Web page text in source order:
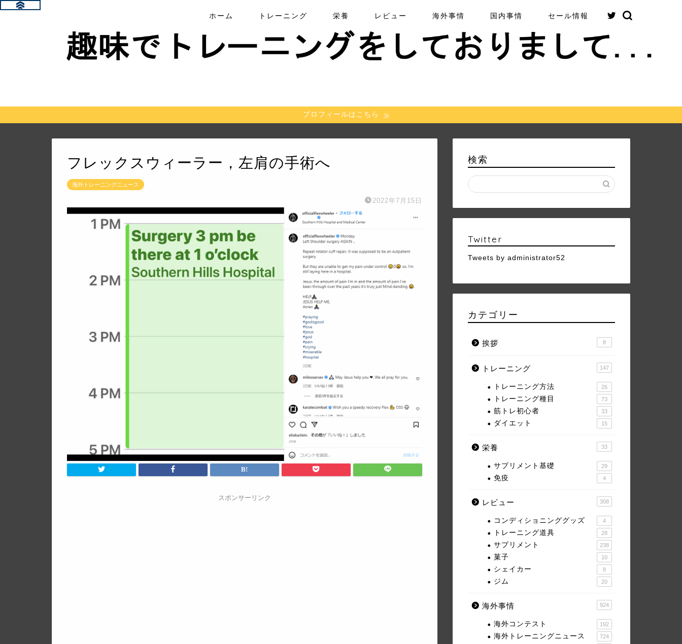
ホーム トレーニング 栄養 レビュー 海外事情 国内事情 セール情報
プロフィールはこちら
フレックスウィーラー，左肩の手術へ
海外トレーニングニュース
2022年7月15日
スポンサーリンク
検索
Twitter
Tweets by administrator52
カテゴリー
挨拶 8
トレーニング 147
トレーニング方法 26
トレーニング種目 73
筋トレ初心者 33
ダイエット 15
栄養 33
サプリメント基礎 29
免疫 4
レビュー 308
コンディショニンググッズ 4
トレーニング道具 28
サプリメント 238
菓子 10
シェイカー 8
ジム 20
海外事情 924
海外コンテスト 192
海外トレーニングニュース 724